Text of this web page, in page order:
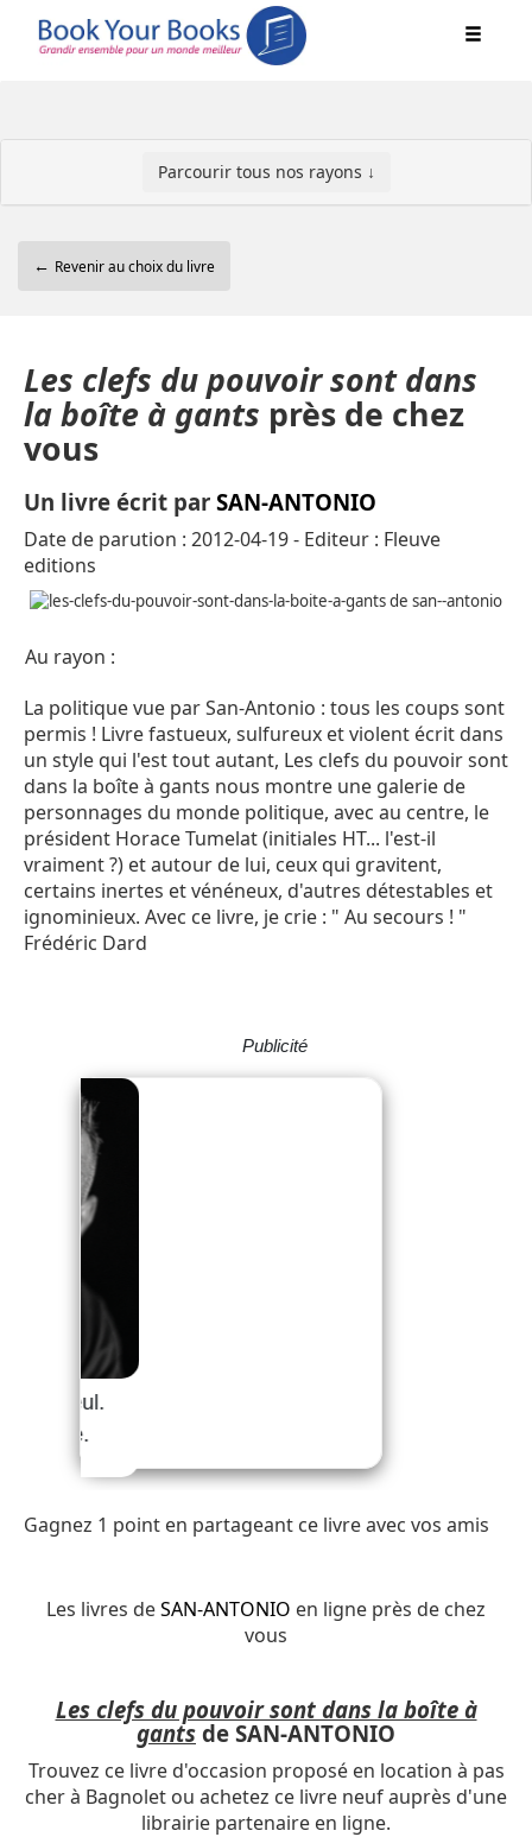
Parcourir tous nos rayons ↓
← Revenir au choix du livre
Les clefs du pouvoir sont dans
la boîte à gants près de chez
vous
Un livre écrit par SAN-ANTONIO
Date de parution : 2012-04-19 - Editeur : Fleuve
editions
Au rayon :
La politique vue par San-Antonio : tous les coups sont
permis ! Livre fastueux, sulfureux et violent écrit dans
un style qui l'est tout autant, Les clefs du pouvoir sont
dans la boîte à gants nous montre une galerie de
personnages du monde politique, avec au centre, le
président Horace Tumelat (initiales HT... l'est-il
vraiment ?) et autour de lui, ceux qui gravitent,
certains inertes et vénéneux, d'autres détestables et
ignominieux. Avec ce livre, je crie : " Au secours ! "
Frédéric Dard
Gagnez 1 point en partageant ce livre avec vos amis
Les livres deSAN-ANTONIO en ligne près de chez
vous
Les clefs du pouvoir sont dans la boîte à
gants de SAN-ANTONIO
Trouvez ce livre d'occasion proposé en location à pas
cher à Bagnolet ou achetez ce livre neuf auprès d'une
librairie partenaire en ligne.